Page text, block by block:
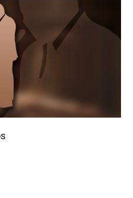
266 Articulos